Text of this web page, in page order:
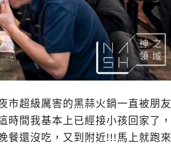
市超級厲害的黑蒜火鍋一直被朋友
間我基本上已經接小孩回家了，
餐還沒吃，又到附近!!!馬上就跑來